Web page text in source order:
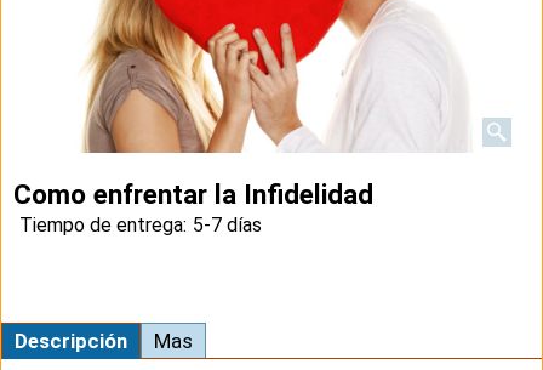
Como enfrentar la Infidelidad
Tiempo de entrega: 5-7 días
Descripción Mas